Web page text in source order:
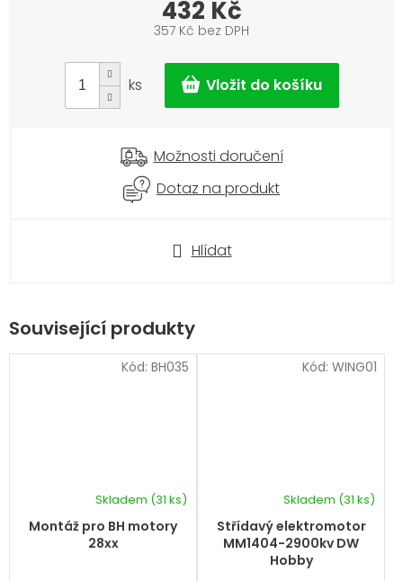
Hlídat
432 Kč
357 Kč bez DPH
cena:
ks
Možnosti doručení
Dotaz na produkt
Související produkty
Montáž pro BH motory
28xx
Skladem (31 ks)
Kód: BH035
Střídavý elektromotor
MM1404-2900kv DW
Hobby
hodnocení
produktu
Skladem (31 ks)
Kód: WING01